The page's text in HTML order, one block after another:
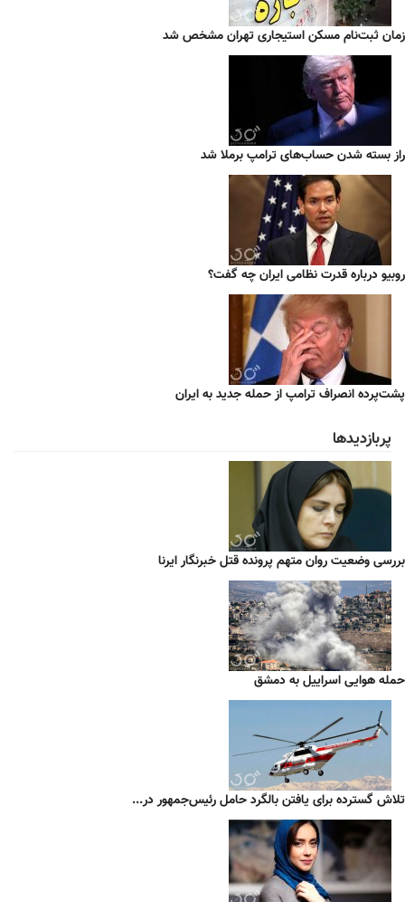
زمان ثبت‌نام مسکن استیجاری تهران مشخص شد
راز بسته شدن حساب‌های ترامپ برملا شد
روبیو درباره قدرت نظامی ایران چه گفت؟
پشت‌پرده انصراف ترامپ از حمله جدید به ایران
پربازدیدها
بررسی وضعیت روان متهم پرونده قتل خبرنگار ایرنا
حمله هوایی اسراییل به دمشق
تلاش گسترده برای یافتن بالگرد حامل رئیس‌جمهور در...